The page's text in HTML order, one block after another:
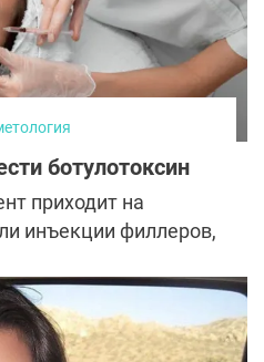
ботулотоксин
приходит на
инъекции филлеров,
если результат не
Как исправить
пластику и можно